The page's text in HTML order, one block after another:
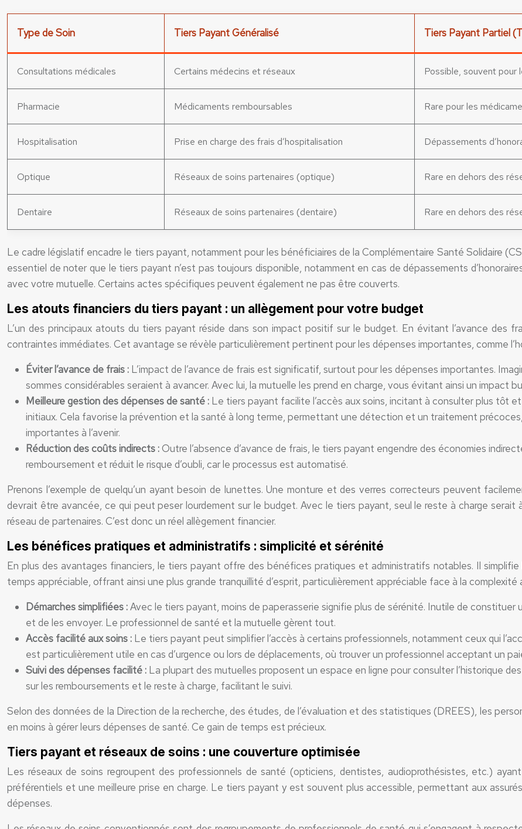
Type de Soin Tiers Payant Généralisé Tiers Payant Partiel
Consultations médicales Certains médecins et réseaux Possible, souvent pour
Pharmacie Médicaments remboursables Rare pour les
Hospitalisation Prise en charge des frais d’hospitalisation Dépassements
Optique Réseaux de soins partenaires (optique) Rare en dehors des
Dentaire Réseaux de soins partenaires (dentaire) Rare en dehors des
Le cadre législatif encadre le tiers payant, notamment pour les bénéficiaires de la Complémentaire Santé Solidaire
essentiel de noter que le tiers payant n’est pas toujours disponible, notamment en cas de dépassements
avec votre mutuelle. Certains actes spécifiques peuvent également ne pas être couverts.
Les atouts financiers du tiers payant : un allègement pour votre budget
L’un des principaux atouts du tiers payant réside dans son impact positif sur le budget. En évitant l’avance des
contraintes immédiates. Cet avantage se révèle particulièrement pertinent pour les dépenses importantes, comme
Éviter l’avance de frais : L’impact de l’avance de frais est significatif, surtout pour les dépenses importantes.
sommes considérables seraient à avancer. Avec lui, la mutuelle les prend en charge, vous évitant ainsi un impact
Meilleure gestion des dépenses de santé : Le tiers payant facilite l’accès aux soins, incitant à consulter plus tôt
initiaux. Cela favorise la prévention et la santé à long terme, permettant une détection et un traitement
importantes à l’avenir.
Réduction des coûts indirects :Outre l’absence d’avance de frais, le tiers payant engendre des économies
remboursement et réduit le risque d’oubli, car le processus est automatisé.
Prenons l’exemple de quelqu’un ayant besoin de lunettes. Une monture et des verres correcteurs peuvent
devrait être avancée, ce qui peut peser lourdement sur le budget. Avec le tiers payant, seul le reste à charge serait
réseau de partenaires. C’est donc un réel allègement financier.
Les bénéfices pratiques et administratifs : simplicité et sérénité
En plus des avantages financiers, le tiers payant offre des bénéfices pratiques et administratifs notables. Il
temps appréciable, offrant ainsi une plus grande tranquillité d’esprit, particulièrement appréciable face à la complexité
Démarches simplifiées :Avec le tiers payant, moins de paperasserie signifie plus de sérénité. Inutile de
et de les envoyer. Le professionnel de santé et la mutuelle gèrent tout.
Accès facilité aux soins : Le tiers payant peut simplifier l’accès à certains professionnels, notamment ceux qui
est particulièrement utile en cas d’urgence ou lors de déplacements, où trouver un professionnel acceptant un
Suivi des dépenses facilité : La plupart des mutuelles proposent un espace en ligne pour consulter l’historique
sur les remboursements et le reste à charge, facilitant le suivi.
Selon des données de la Direction de la recherche, des études, de l’évaluation et des statistiques (DREES), les
en moins à gérer leurs dépenses de santé. Ce gain de temps est précieux.
Tiers payant et réseaux de soins : une couverture optimisée
Les réseaux de soins regroupent des professionnels de santé (opticiens, dentistes, audioprothésistes, etc.)
préférentiels et une meilleure prise en charge. Le tiers payant y est souvent plus accessible, permettant aux
dépenses.